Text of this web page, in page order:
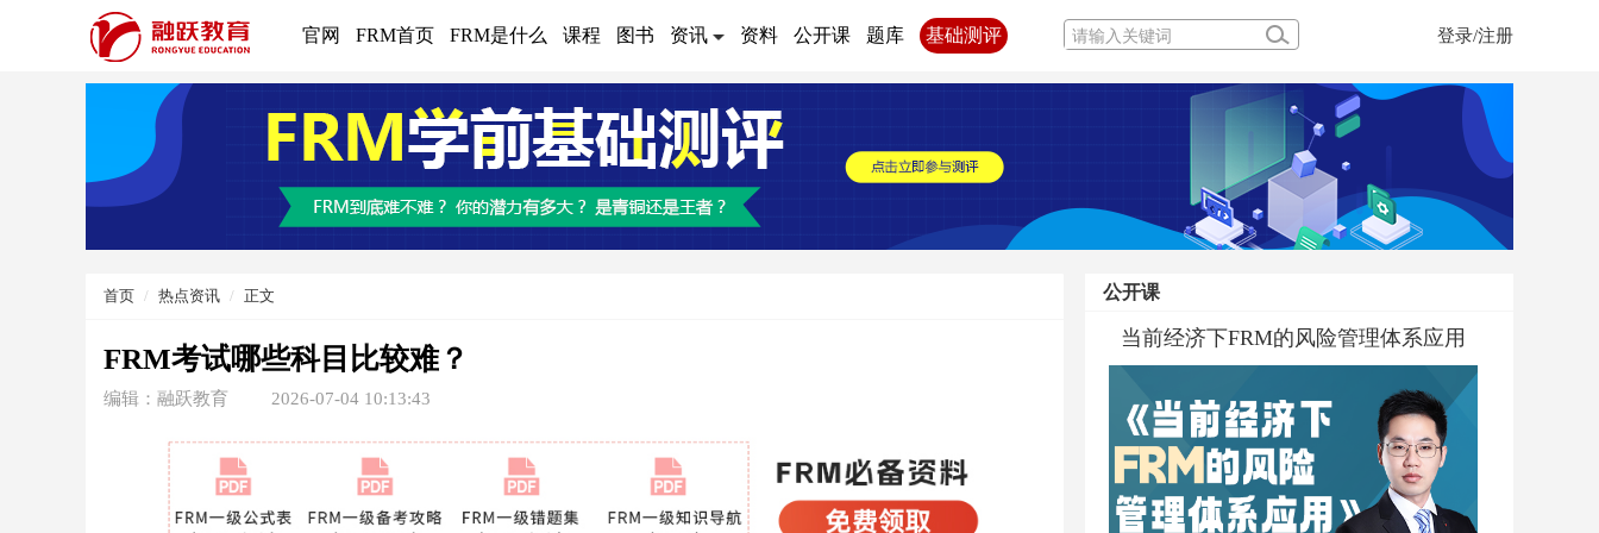
官网 FRM首页 FRM是什么 课程 图书 资讯 资料 公开课 题库 基础测评 登录/注册
首页 热点资讯 正文
FRM考试哪些科目比较难？
编辑：融跃教育 2026-07-04 10:13:43
公开课
当前经济下FRM的风险管理体系应用